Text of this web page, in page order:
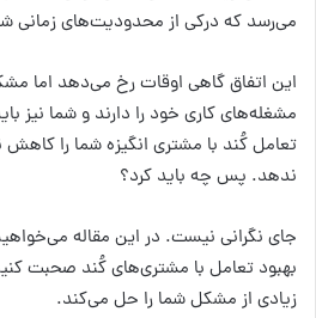
می‌رسد که درکی از محدودیت‌های زمانی
این اتفاق گاهی اوقات رخ می‌دهد اما
مشغله‌های کاری خود را دارند و شما نیز
تعامل کُند با مشتری انگیزه شما را
ندهد. پس چه باید کرد؟
جای نگرانی نیست. در این مقاله
بهبود تعامل با مشتری‌های کُند صحبت
زیادی از مشکل شما را حل می‌کند.